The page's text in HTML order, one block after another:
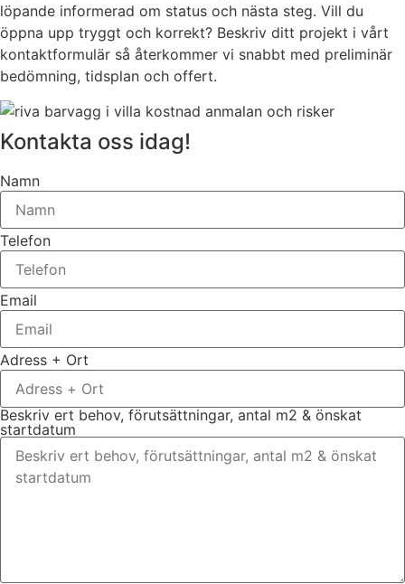
löpande informerad om status och nästa steg. Vill du
öppna upp tryggt och korrekt? Beskriv ditt projekt i vårt
kontaktformulär så återkommer vi snabbt med preliminär
bedömning, tidsplan och offert.
Kontakta oss idag!
Namn
Telefon
Email
Adress + Ort
Beskriv ert behov, förutsättningar, antal m2 & önskat
startdatum